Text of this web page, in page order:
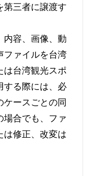
第三者に譲渡す
内容、画像、動
ファイルを台湾
は台湾観光スポ
する際には、必
ケースごとの同
場合でも、ファ
は修正、改変は